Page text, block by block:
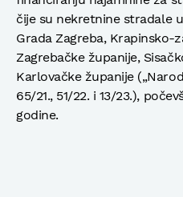
čije su nekretnine stradale
Grada Zagreba, Krapinsko-
Zagrebačke županije,
Karlovačke županije
65/21., 51/22. i 13/23.),
godine.